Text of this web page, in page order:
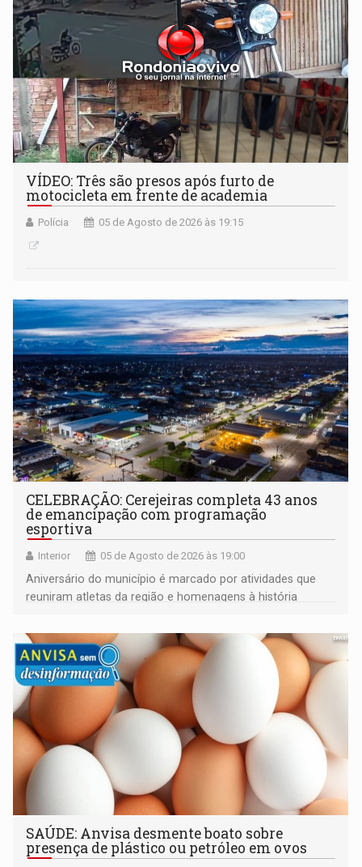
VÍDEO: Três são presos após furto de
motocicleta em frente de academia
Polícia 05 de Agosto de 2026 às 19:15
CELEBRAÇÃO: Cerejeiras completa 43 anos
de emancipação com programação
esportiva
Interior 05 de Agosto de 2026 às 19:00
Aniversário do município é marcado por atividades que
reuniram atletas da região e homenagens à história
SAÚDE: Anvisa desmente boato sobre
presença de plástico ou petróleo em ovos